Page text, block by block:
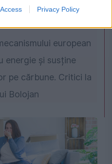
Privacy Policy
european
energie și susține
pe cărbune. Critici la
Bolojan